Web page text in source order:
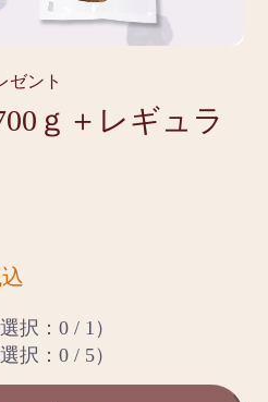
ｇ＋レギュラ
択：0 / 1）
択：0 / 5）
ゼント